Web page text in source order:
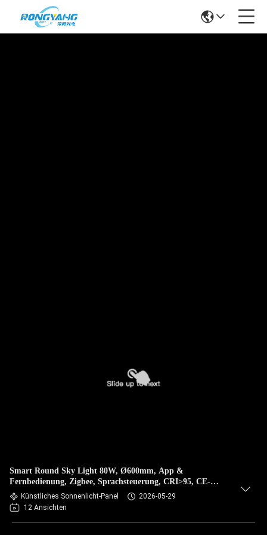
Smart Round Sky Light 80W, Ø600mm, App &
Fernbedienung, Zigbee, Sprachsteuerung, CRI>95, CE-
zertifiziert
Künstliches Sonnenlicht-Panel
2026-05-29
12 Ansichten